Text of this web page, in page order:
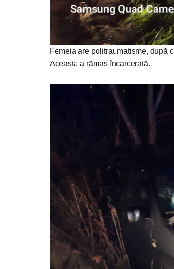
Femeia are politraumatisme, după
Aceasta a rămas încarcerată.